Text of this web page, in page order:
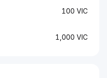
100 VIC
1,000 VIC